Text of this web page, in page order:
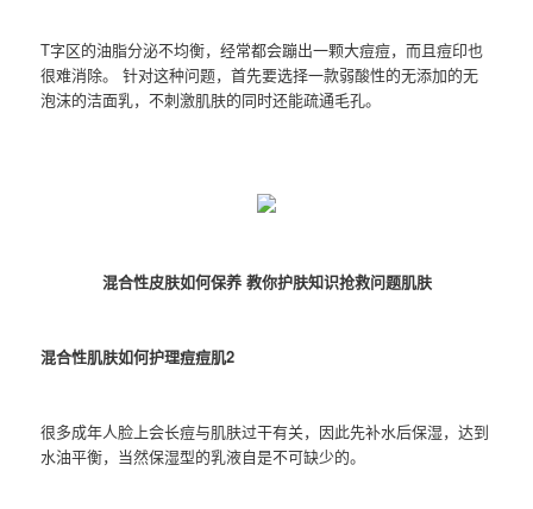
T字区的油脂分泌不均衡，经常都会蹦出一颗大痘痘，而且痘印也
很难消除。 针对这种问题，首先要选择一款弱酸性的无添加的无
泡沫的洁面乳，不刺激肌肤的同时还能疏通毛孔。
混合性皮肤如何保养 教你护肤知识抢救问题肌肤
混合性肌肤如何护理痘痘肌2
很多成年人脸上会长痘与肌肤过干有关，因此先补水后保湿，达到
水油平衡，当然保湿型的乳液自是不可缺少的。